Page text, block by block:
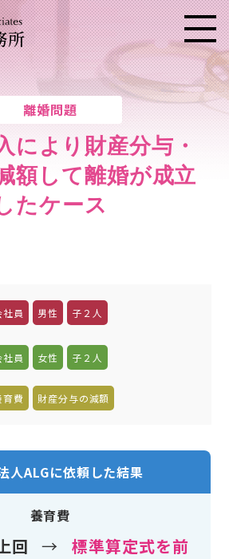
所 メニ
離婚問題
により財産分与・
額して離婚が成立
たケース
社員 男性 子２人
社員 女性 子２人
育費 財産分与の減額
人ALGに依頼した結果
養育費
回
→
標準算定式を前